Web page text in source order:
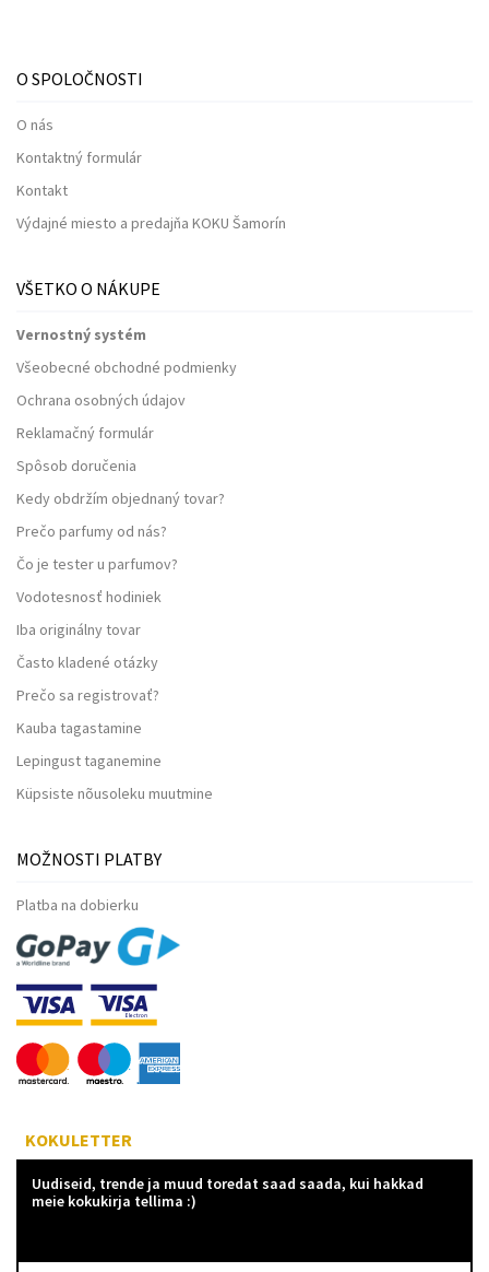
O SPOLOČNOSTI
O nás
Kontaktný formulár
Kontakt
Výdajné miesto a predajňa KOKU Šamorín
VŠETKO O NÁKUPE
Vernostný systém
Všeobecné obchodné podmienky
Ochrana osobných údajov
Reklamačný formulár
Spôsob doručenia
Kedy obdržím objednaný tovar?
Prečo parfumy od nás?
Čo je tester u parfumov?
Vodotesnosť hodiniek
Iba originálny tovar
Často kladené otázky
Prečo sa registrovať?
Kauba tagastamine
Lepingust taganemine
Küpsiste nõusoleku muutmine
MOŽNOSTI PLATBY
Platba na dobierku
KOKULETTER
Uudiseid, trende ja muud toredat saad saada, kui hakkad
meie kokukirja tellima :)